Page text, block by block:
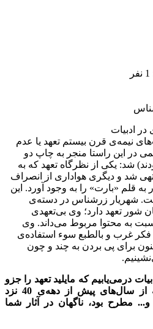
1 نفر
ادبیات
نیمه‌ی قرن بیستم تعهد یا عدم
در این راستا منجر به چاپ دو
شد: یکی از نظرگاه تعهد که به
شد و دیگری هواداری از انصراف
قلم «بارت» را به وجود آورد. این
شهریار زرشناس در دسته‌ی
شور تعهد دارد؛ وی بی‌تعهدی
نسبت به محتوا مربوط می‌داند. وی
فکر غرب و بالطبع سوء استفاده‌ی
برای پی بردن به چند و چون
درمییابیم که مایلید تعهد را جزو
از سالهای پیش از دهه
ی 40 نزد
مطرح بود، ناگهان در آثار شما